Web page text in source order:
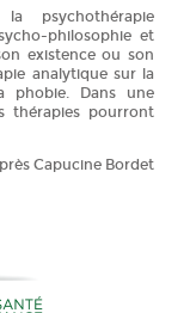
psychothérapie
philosophie et
existence ou son
analytique sur la
phobie. Dans une
thérapies pourront
Capucine Bordet